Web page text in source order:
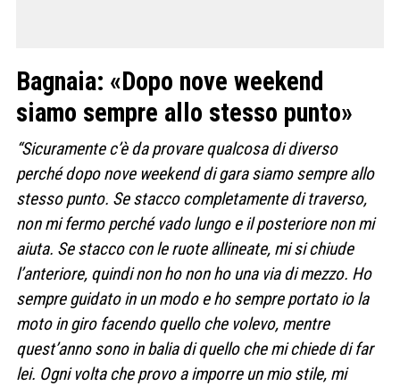
Bagnaia: «Dopo nove weekend
siamo sempre allo stesso punto»
“Sicuramente c’è da provare qualcosa di diverso
perché dopo nove weekend di gara siamo sempre allo
stesso punto. Se stacco completamente di traverso,
non mi fermo perché vado lungo e il posteriore non mi
aiuta. Se stacco con le ruote allineate, mi si chiude
l’anteriore, quindi non ho non ho una via di mezzo. Ho
sempre guidato in un modo e ho sempre portato io la
moto in giro facendo quello che volevo, mentre
quest’anno sono in balia di quello che mi chiede di far
lei. Ogni volta che provo a imporre un mio stile, mi